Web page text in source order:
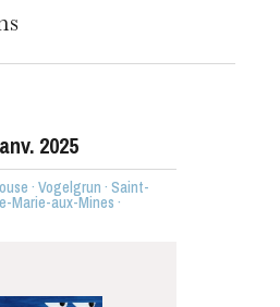
2025
· Vogelgrun · Saint-
Marie-aux-Mines ·